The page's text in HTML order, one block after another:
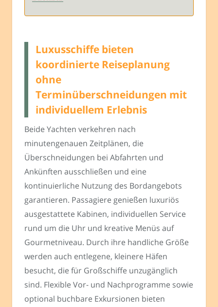
Luxusschiffe bieten
koordinierte Reiseplanung
ohne
Terminüberschneidungen mit
individuellem Erlebnis
Beide Yachten verkehren nach
minutengenauen Zeitplänen, die
Überschneidungen bei Abfahrten und
Ankünften ausschließen und eine
kontinuierliche Nutzung des Bordangebots
garantieren. Passagiere genießen luxuriös
ausgestattete Kabinen, individuellen Service
rund um die Uhr und kreative Menüs auf
Gourmetniveau. Durch ihre handliche Größe
werden auch entlegene, kleinere Häfen
besucht, die für Großschiffe unzugänglich
sind. Flexible Vor- und Nachprogramme sowie
optional buchbare Exkursionen bieten